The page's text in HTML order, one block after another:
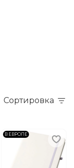
Сортировка
В ЕВРОПЕ